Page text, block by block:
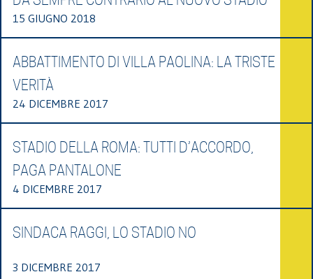
15 GIUGNO 2018
ABBATTIMENTO DI VILLA PAOLINA: LA TRISTE
VERITÀ
24 DICEMBRE 2017
STADIO DELLA ROMA: TUTTI D’ACCORDO,
PAGA PANTALONE
4 DICEMBRE 2017
SINDACA RAGGI, LO STADIO NO
3 DICEMBRE 2017